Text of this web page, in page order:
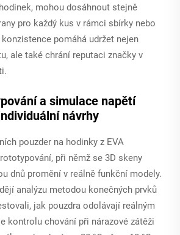
mohou dosáhnout stejně
pro každý kus v rámci sbírky nebo
pomáhá udržet nejen
ale také chrání reputaci značky v
a simulace napětí
návrhy
pouzder na hodinky z EVA
při němž se 3D skeny
dnů promění v reálně funkční modely.
analýzu metodou konečných prvků
jak pouzdra odolávají reálným
kontrolu chování při nárazové zátěži